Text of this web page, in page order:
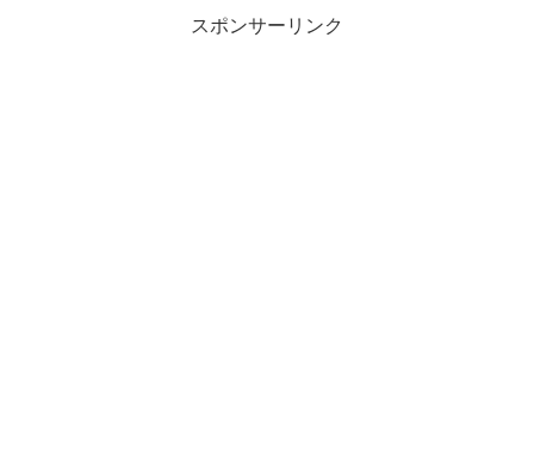
スポンサーリンク